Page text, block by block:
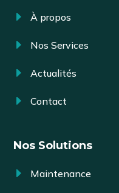
E À propos
E Nos Services
E Actualités
E Contact
Nos Solutions
E Maintenance